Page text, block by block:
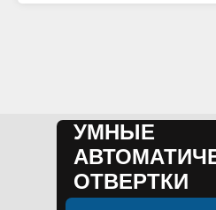
УМНЫЕ
ОТВЕРТКИ